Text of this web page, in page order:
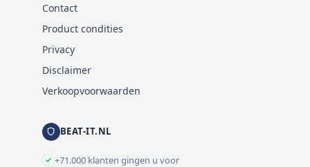
Contact
Product condities
Privacy
Disclaimer
Verkoopvoorwaarden
BEAT-IT.NL
+71.000 klanten gingen u voor